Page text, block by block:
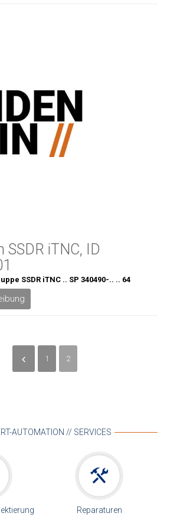
SSDR iTNC, ID
SSDR iTNC .. SP 340490-.. .. 64
1 2
AUTOMATION // SERVICES
Reparaturen